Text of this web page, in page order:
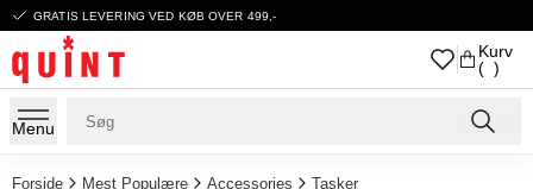
GRATIS LEVERING VED KØB OVER 499,-
Kurv
( )
Menu
Forside Mest Populære Accessories Tasker